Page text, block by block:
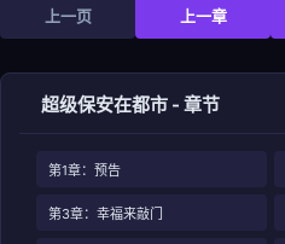
上一页 上一章
超级保安在都市 - 章节
第1章：预告
第3章：幸福来敲门